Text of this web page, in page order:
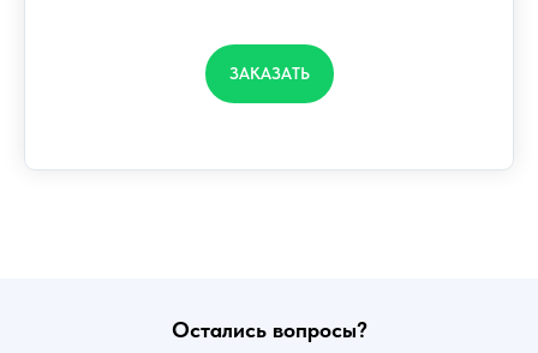
ЗАКАЗАТЬ
Остались вопросы?